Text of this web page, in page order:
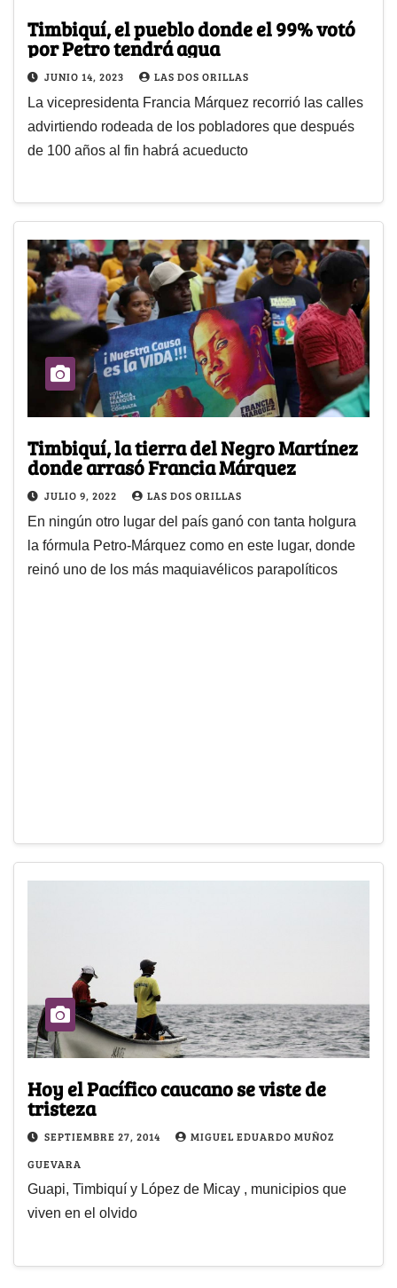
Timbiquí, el pueblo donde el 99% votó
por Petro tendrá agua
JUNIO 14, 2023 LAS DOS ORILLAS
La vicepresidenta Francia Márquez recorrió las calles
advirtiendo rodeada de los pobladores que después
de 100 años al fin habrá acueducto
Timbiquí, la tierra del Negro Martínez
donde arrasó Francia Márquez
JULIO 9, 2022 LAS DOS ORILLAS
En ningún otro lugar del país ganó con tanta holgura
la fórmula Petro-Márquez como en este lugar, donde
reinó uno de los más maquiavélicos parapolíticos
Hoy el Pacífico caucano se viste de
tristeza
SEPTIEMBRE 27, 2014
MIGUEL EDUARDO MUÑOZ
GUEVARA
Guapi, Timbiquí y López de Micay , municipios que
viven en el olvido